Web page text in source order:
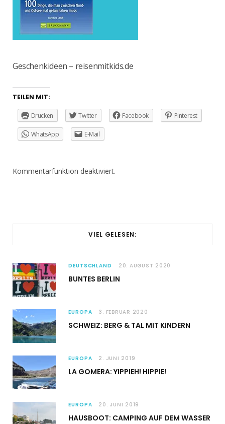
Geschenkideen – reisenmitkids.de
TEILEN MIT:
Drucken Twitter Facebook Pinterest
WhatsApp E-Mail
Kommentarfunktion deaktiviert.
VIEL GELESEN:
DEUTSCHLAND 20. AUGUST 2020
BUNTES BERLIN
EUROPA 3. FEBRUAR 2020
SCHWEIZ: BERG & TAL MIT KINDERN
EUROPA 2. JUNI 2019
LA GOMERA: YIPPIEH! HIPPIE!
EUROPA 20. JUNI 2019
HAUSBOOT: CAMPING AUF DEM WASSER